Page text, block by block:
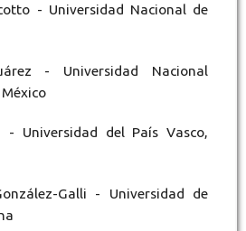
- Universidad Nacional de
- Universidad Nacional
- Universidad del País Vasco,
Galli - Universidad de